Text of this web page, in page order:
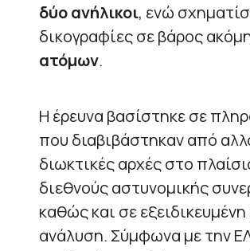
δύο ανήλικοι, ενώ
δικογραφίες σε βάρος
ατόμων.
Η έρευνα βασίστηκε σε
που διαβιβάστηκαν από
διωκτικές αρχές στο
διεθνούς αστυνομικής
καθώς και σε
ανάλυση. Σύμφωνα με την